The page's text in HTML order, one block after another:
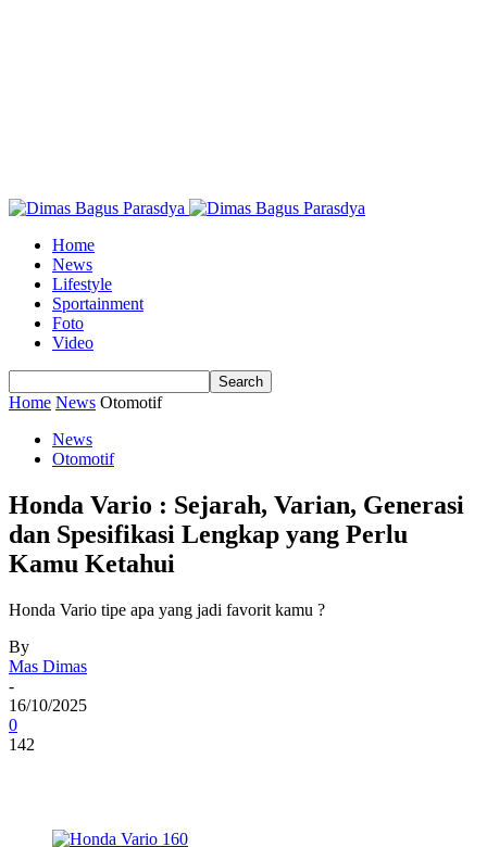
Home
News
Lifestyle
Sportainment
Foto
Video
Home News Otomotif
News
Otomotif
Honda Vario : Sejarah, Varian, Generasi
dan Spesifikasi Lengkap yang Perlu
Kamu Ketahui
Honda Vario tipe apa yang jadi favorit kamu ?
By
Mas Dimas
-
16/10/2025
0
142